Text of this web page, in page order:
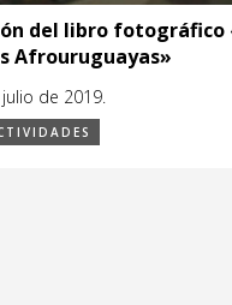
del libro fotográfico
Afrouruguayas»
julio de 2019.